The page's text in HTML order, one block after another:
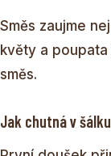
Směs zaujme
květy a
směs.
Jak chutná v šálku